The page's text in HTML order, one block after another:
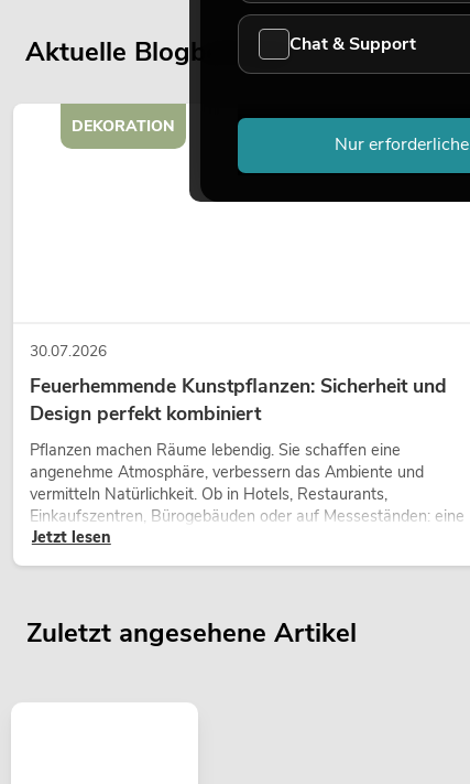
345,00€
OMNITRONIC XDA-2402 Class-D-
Verstärker
No. 10451636
Bestand reicht ca. 12 Wo.
549,00€
Aktuelle Blogbeiträge
30.07.2026
Feuerhemmende Kunstpflanzen: Sicherheit und
Design perfekt kombiniert
Pflanzen machen Räume lebendig. Sie schaffen eine
angenehme Atmosphäre, verbessern das Ambiente und
vermitteln Natürlichkeit. Ob in Hotels, Restaurants,
Einkaufszentren, Bürogebäuden oder auf Messeständen: eine
hochwertige Begrünung gehört heute längst zum modernen
Raumkonzept.
Jetzt lesen
DEKORATION
Zuletzt angesehene Artikel
Chat & Support
Nur erforderliche